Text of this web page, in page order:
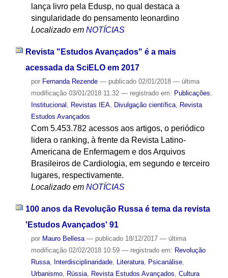
lança livro pela Edusp, no qual destaca a
singularidade do pensamento leonardino
Localizado em NOTÍCIAS
Revista "Estudos Avançados" é a mais
acessada da SciELO em 2017
por Fernanda Rezende — publicado02/01/2018 — última
modificação03/01/2018 11:32 — registrado em: Publicações
Institucional
Revistas IEA, Divulgação científica,
Revista
Estudos Avançados
Com 5.453.782 acessos aos artigos, o periódico
lidera o ranking, à frente da Revista Latino-
Americana de Enfermagem e dos Arquivos
Brasileiros de Cardiologia, em segundo e terceiro
lugares, respectivamente.
Localizado em NOTÍCIAS
100 anos da Revolução Russa é tema da revista
'Estudos Avançados' 91
por Mauro Bellesa — publicado18/12/2017 — última
modificação02/02/2018 10:59 — registrado em: Revolução
Russa, Interdisciplinaridade, Literatura, Psicanálise,
Urbanismo, Rússia, Revista Estudos Avançados Cultura